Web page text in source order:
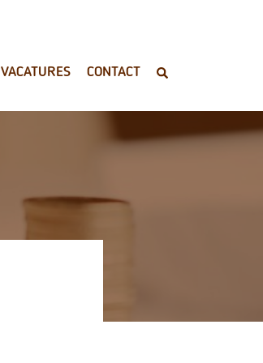
VACATURES CONTACT